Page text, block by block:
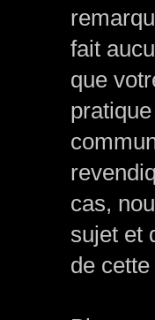
fait
que
cas,
sujet et
de